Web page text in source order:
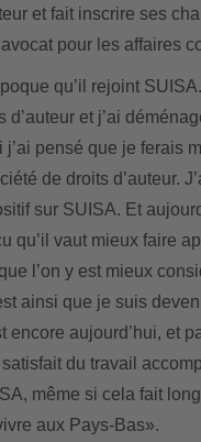
et fait inscrire ses
pour les affaires
qu’il rejoint
d’auteur et j’ai
j’ai pensé que je ferais
de droits d’auteur.
sur SUISA. Et
qu’il vaut mieux faire
l’on y est mieux
ainsi que je suis
encore aujourd’hui, et
satisfait du travail
même si cela fait
aux Pays-Bas».